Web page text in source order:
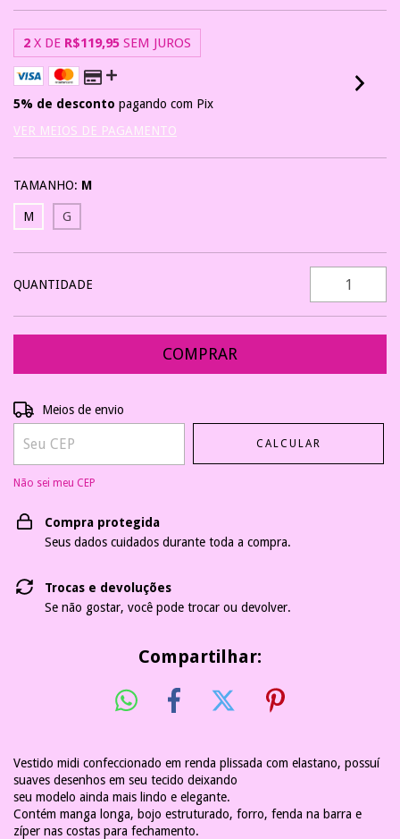
2 X DE R$119,95 SEM JUROS
5% de desconto pagando com Pix
VER MEIOS DE PAGAMENTO
TAMANHO: M
M G
QUANTIDADE
Entregas para o CEP:
Meios de envio
CALCULAR
Não sei meu CEP
Compra protegida
Seus dados cuidados durante toda a compra.
Trocas e devoluções
Se não gostar, você pode trocar ou devolver.
Compartilhar:
Vestido midi confeccionado em renda plissada com elastano, possuí
suaves desenhos em seu tecido deixando
seu modelo ainda mais lindo e elegante.
Contém manga longa, bojo estruturado, forro, fenda na barra e
zíper nas costas para fechamento.